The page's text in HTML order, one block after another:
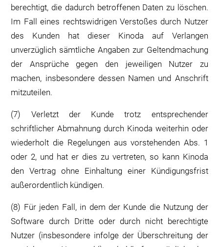
berechtigt, die dadurch betroffenen Daten zu löschen.
Im Fall eines rechtswidrigen Verstoßes durch Nutzer
des Kunden hat dieser Kinoda auf Verlangen
unverzüglich sämtliche Angaben zur Geltendmachung
der Ansprüche gegen den jeweiligen Nutzer zu
machen, insbesondere dessen Namen und Anschrift
mitzuteilen.
(7) Verletzt der Kunde trotz entsprechender
schriftlicher Abmahnung durch Kinoda weiterhin oder
wiederholt die Regelungen aus vorstehenden Abs. 1
oder 2, und hat er dies zu vertreten, so kann Kinoda
den Vertrag ohne Einhaltung einer Kündigungsfrist
außerordentlich kündigen.
(8) Für jeden Fall, in dem der Kunde die Nutzung der
Software durch Dritte oder durch nicht berechtigte
Nutzer (insbesondere infolge der Überschreitung der